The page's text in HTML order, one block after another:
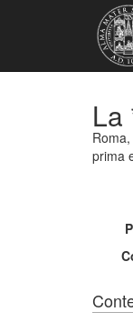
La
prima